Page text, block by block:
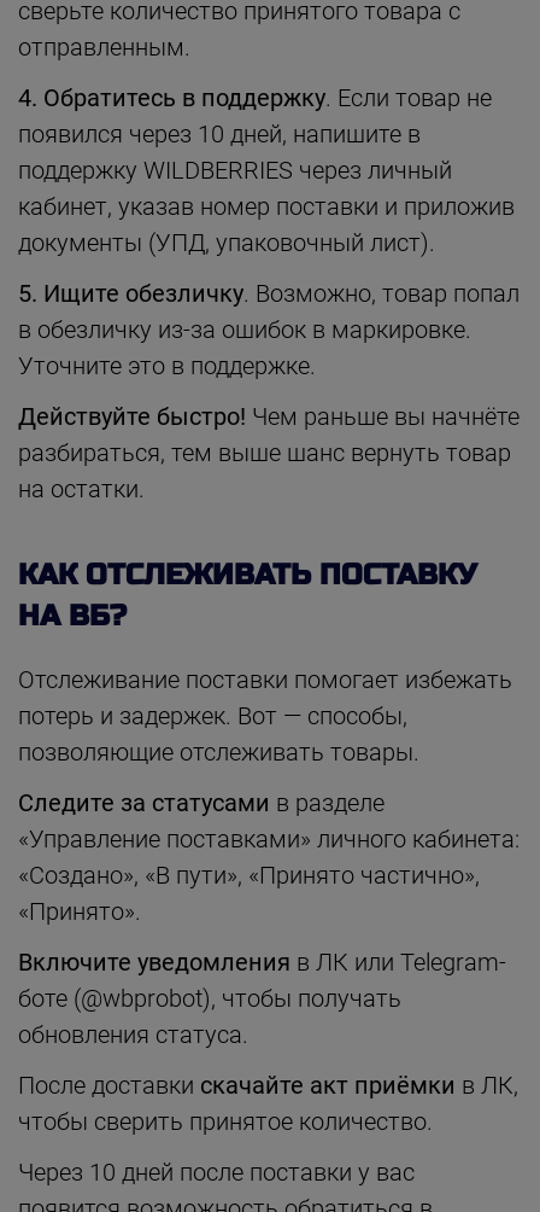
сверьте количество принятого товара с
отправленным.
4. Обратитесь в поддержку. Если товар не
появился через 10 дней, напишите в
поддержку WILDBERRIES через личный
кабинет, указав номер поставки и приложив
документы (УПД, упаковочный лист).
5. Ищите обезличку. Возможно, товар попал
в обезличку из-за ошибок в маркировке.
Уточните это в поддержке.
Действуйте быстро! Чем раньше вы начнёте
разбираться, тем выше шанс вернуть товар
на остатки.
КАК ОТСЛЕЖИВАТЬ ПОСТАВКУ
НА ВБ?
Отслеживание поставки помогает избежать
потерь и задержек. Вот — способы,
позволяющие отслеживать товары.
Следите за статусами в разделе
«Управление поставками» личного кабинета:
«Создано», «В пути», «Принято частично»,
«Принято».
Включите уведомления в ЛК или Telegram-
боте (@wbprobot), чтобы получать
обновления статуса.
После доставки скачайте акт приёмки в ЛК,
чтобы сверить принятое количество.
Через 10 дней после поставки у вас